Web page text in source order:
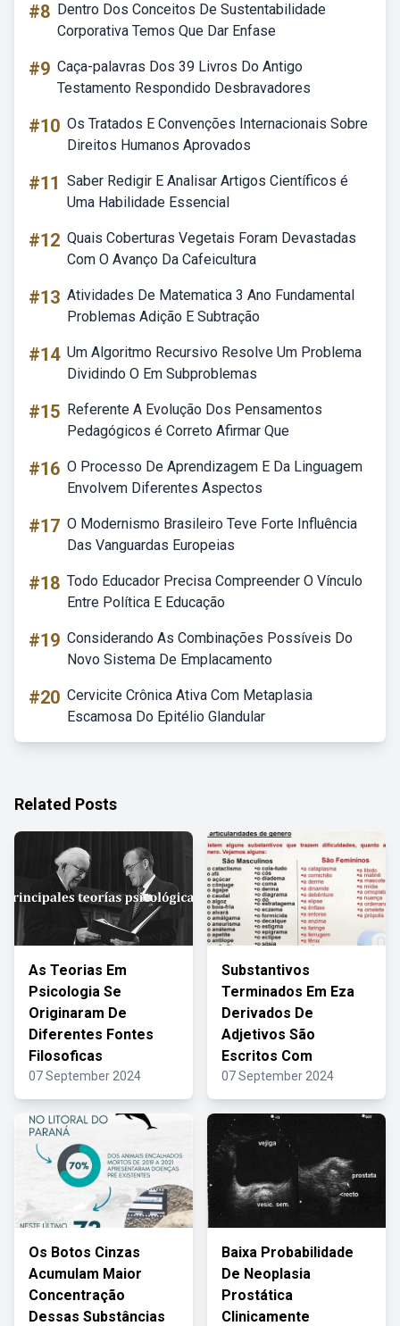
#8 Dentro Dos Conceitos De Sustentabilidade
Corporativa Temos Que Dar Enfase
#9 Caça-palavras Dos 39 Livros Do Antigo
Testamento Respondido Desbravadores
#10 Os Tratados E Convenções Internacionais Sobre
Direitos Humanos Aprovados
#11 Saber Redigir E Analisar Artigos Científicos é
Uma Habilidade Essencial
#12 Quais Coberturas Vegetais Foram Devastadas
Com O Avanço Da Cafeicultura
#13 Atividades De Matematica 3 Ano Fundamental
Problemas Adição E Subtração
#14 Um Algoritmo Recursivo Resolve Um Problema
Dividindo O Em Subproblemas
#15 Referente A Evolução Dos Pensamentos
Pedagógicos é Correto Afirmar Que
#16 O Processo De Aprendizagem E Da Linguagem
Envolvem Diferentes Aspectos
#17 O Modernismo Brasileiro Teve Forte Influência
Das Vanguardas Europeias
#18 Todo Educador Precisa Compreender O Vínculo
Entre Política E Educação
#19 Considerando As Combinações Possíveis Do
Novo Sistema De Emplacamento
#20 Cervicite Crônica Ativa Com Metaplasia
Escamosa Do Epitélio Glandular
Related Posts
As Teorias Em
Psicologia Se
Originaram De
Diferentes Fontes
Filosoficas
07 September 2024
Substantivos
Terminados Em Eza
Derivados De
Adjetivos São
Escritos Com
07 September 2024
Os Botos Cinzas
Acumulam Maior
Concentração
Dessas Substâncias
Baixa Probabilidade
De Neoplasia
Prostática
Clinicamente